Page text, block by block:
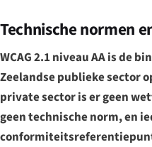
Technische normen
WCAG 2.1 niveau AA is de
Zeelandse publieke sector
private sector is er geen
geen technische norm, en